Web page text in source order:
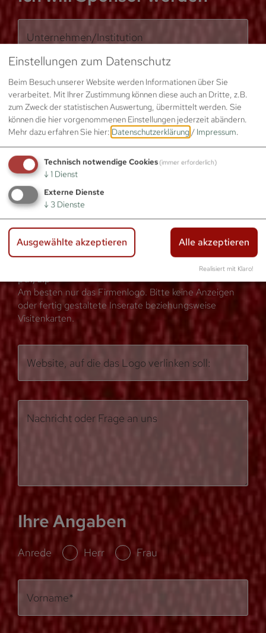
Unternehmen/Institution
Sponsoring-Paket
Klein – 100 Euro
Groß – 250 Euro
Eigener Betrag (Ich will noch mehr
unterstützen!)
Ihr Logo
Dateien auswählen…
Je Datei max.900,0 MB
jpg, jpeg, png, tif, svg,
pdf, zip
Am besten nur das Firmenlogo. Bitte keine Anzeigen
oder fertig gestaltete Inserate beziehungsweise
Visitenkarten.
Website, auf die das Logo verlinken soll:
Nachricht oder Frage an uns
Ihre Angaben
Anrede Herr Frau
Vorname*
Einstellungen zum Datenschutz
Beim Besuch unserer Website werden Informationen über Sie
verarbeitet. Mit Ihrer Zustimmung können diese auch an Dritte, z.B.
zum Zweck der statistischen Auswertung, übermittelt werden. Sie
können die hier vorgenommenen Einstellungen jederzeit abändern.
Mehr dazu erfahren Sie hier: Datenschutzerklärung / Impressum.
Technisch notwendige Cookies (immer erforderlich)
↓ 1 Dienst
Externe Dienste
↓ 3 Dienste
Ausgewählte akzeptieren Alle akzeptieren
Realisiert mit Klaro!